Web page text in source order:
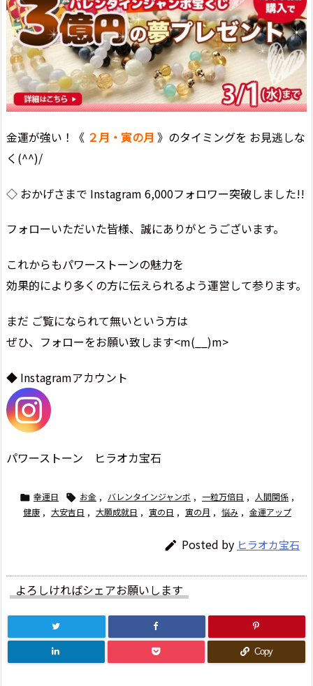
金運が強い！《 ２月・ 寅の月 》のタイミングを お見逃しな
く(^^)/
◇ おかげさまで Instagram 6,000フォロワー突破しました!!
フォローいただいた皆様、誠にありがとうございます。
これからもパワーストーンの魅力を
効果的により多くの方に伝えられるよう運営して参ります。
まだ ご覧になられて無いという方は
ぜひ、フォローをお願い致します<m(__)m>
◆ Instagramアカウント
パワーストーン ヒラオカ宝石
 幸運日  お金 , バレンタインジャンボ , 一粒万倍日 , 人間関係 ,
健康 , 大安吉日 , 大願成就日 , 寅の日 , 寅の月 , 悩み , 金運アップ
 Posted by ヒラオカ宝石
よろしければシェアお願いします
Copy